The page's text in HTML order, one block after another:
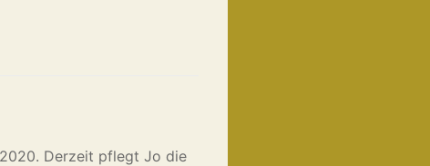
Derzeit pflegt Jo die